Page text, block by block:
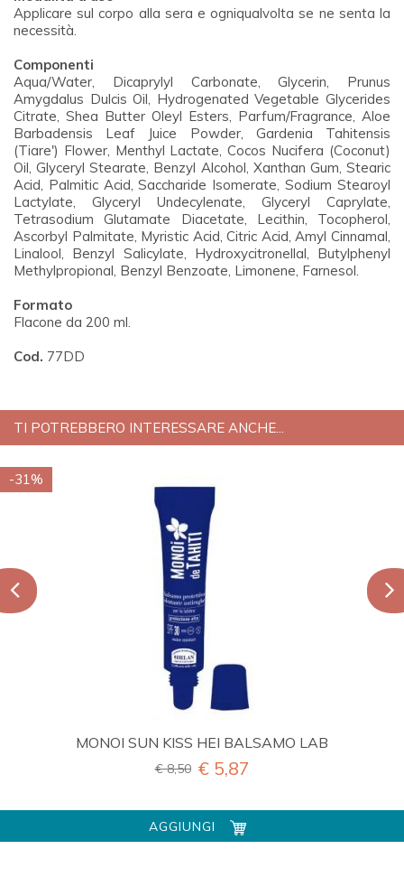
Applicare sul corpo alla sera e ogniqualvolta se ne senta la
necessità.
Componenti
Aqua/Water, Dicaprylyl Carbonate, Glycerin, Prunus
Amygdalus Dulcis Oil, Hydrogenated Vegetable Glycerides
Citrate, Shea Butter Oleyl Esters, Parfum/Fragrance, Aloe
Barbadensis Leaf Juice Powder, Gardenia Tahitensis
(Tiare') Flower, Menthyl Lactate, Cocos Nucifera (Coconut)
Oil, Glyceryl Stearate, Benzyl Alcohol, Xanthan Gum, Stearic
Acid, Palmitic Acid, Saccharide Isomerate, Sodium Stearoyl
Lactylate, Glyceryl Undecylenate, Glyceryl Caprylate,
Tetrasodium Glutamate Diacetate, Lecithin, Tocopherol,
Ascorbyl Palmitate, Myristic Acid, Citric Acid, Amyl Cinnamal,
Linalool, Benzyl Salicylate, Hydroxycitronellal, Butylphenyl
Methylpropional, Benzyl Benzoate, Limonene, Farnesol.
Formato
Flacone da 200 ml.
Cod. 77DD
TI POTREBBERO INTERESSARE ANCHE...
MONOI SUN KISS HEI BALSAMO LAB
€ 8,50 € 5,87
-31%
AGGIUNGI